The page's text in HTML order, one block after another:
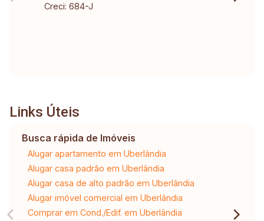
Creci: 684-J
Links Úteis
Busca rápida de Imóveis
Alugar apartamento em Uberlândia
Alugar casa padrão em Uberlândia
Alugar casa de alto padrão em Uberlândia
Alugar imóvel comercial em Uberlândia
Comprar em Cond./Edif. em Uberlândia